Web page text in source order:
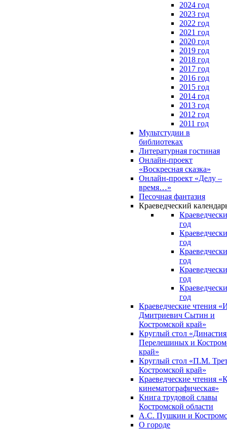
2024 год
2023 год
2022 год
2021 год
2020 год
2019 год
2018 год
2017 год
2016 год
2015 год
2014 год
2013 год
2012 год
2011 год
Мультстудии в
библиотеках
Литературная гостиная
Онлайн-проект
«Воскресная сказка»
Онлайн-проект «Делу –
время…»
Песочная фантазия
Краеведческий
год
год
год
год
год
Краеведческие чтения
Дмитриевич Сытин и
Костромской край»
Круглый стол
Перелешиных и
край»
Круглый стол «П.М.
Костромской край»
Краеведческие чтения
кинематографическая»
Книга трудовой славы
Костромской области
А.С. Пушкин и
О городе